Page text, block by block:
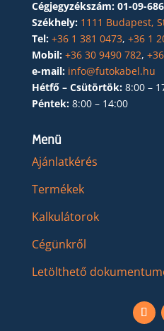
Cégjegyzékszám: 01-09-
Székhely: 1111 Budapest,
Tel: +36 1 381 0473, +36 1
Mobil: +36 30 9490 782,
e-mail: info@futokabel.hu
Hétfő – Csütörtök: 8:00 –
Péntek: 8:00 – 14:00
Menü
Ajánlatkérés
Termékek
Kalkulátorok
Cégünkről
Letölthető